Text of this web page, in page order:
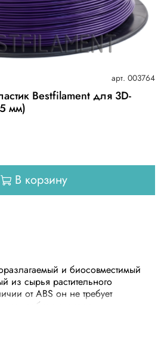
арт. 003764
Bestfilament для 3D-
мм)
В корзину
и биосовместимый
из сырья растительного
от ABS он не требует
необходимости в
термостабилизационной